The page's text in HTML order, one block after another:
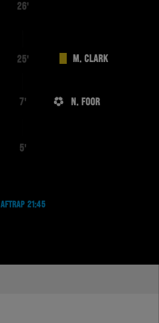
26'
25' M. CLARK
7' N. FOOR
5'
AFTRAP 21:45